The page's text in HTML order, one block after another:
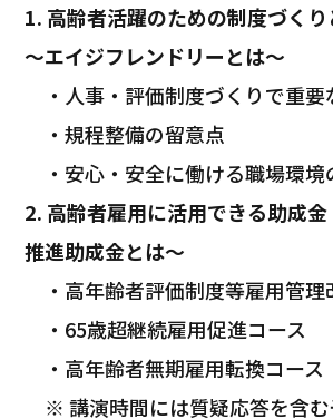
1. 高齢者活躍のための制度づく
～エイジフレンドリーとは～
・人事・評価制度づくりで重要
・規程整備の留意点
・安心・安全に働ける職場環
2. 高齢者雇用に活用できる助成
推進助成金とは～
・高年齢者評価制度等雇用管理
・65歳超継続雇用促進コース
・高年齢者無期雇用転換コース
※ 講演時間には質疑応答を含む